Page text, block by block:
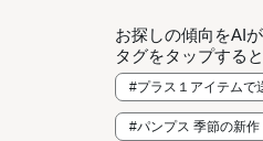
お探しの傾向をAI
タグをタップする
#プラス１アイテムで
#パンプス 季節の新作